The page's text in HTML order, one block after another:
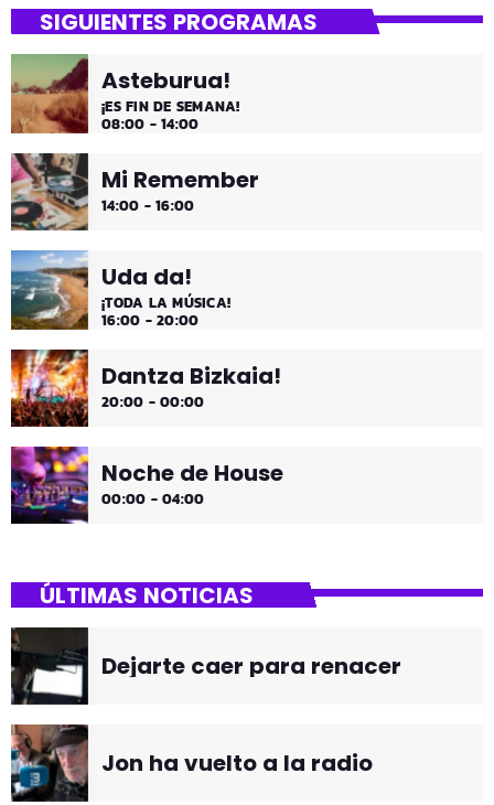
SIGUIENTES PROGRAMAS
Asteburua!
¡ES FIN DE SEMANA!
08:00 - 14:00
Mi Remember
14:00 - 16:00
Uda da!
¡TODA LA MÚSICA!
16:00 - 20:00
Dantza Bizkaia!
20:00 - 00:00
Noche de House
00:00 - 04:00
ÚLTIMAS NOTICIAS
Dejarte caer para renacer
Jon ha vuelto a la radio